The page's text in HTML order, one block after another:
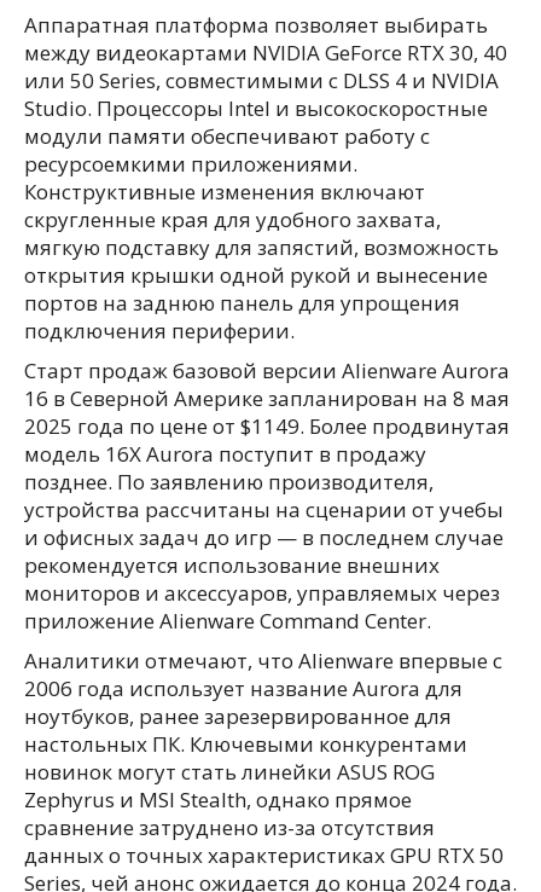
Аппаратная платформа позволяет выбирать
между видеокартами NVIDIA GeForce RTX 30, 40
или 50 Series, совместимыми с DLSS 4 и NVIDIA
Studio. Процессоры Intel и высокоскоростные
модули памяти обеспечивают работу с
ресурсоемкими приложениями.
Конструктивные изменения включают
скругленные края для удобного захвата,
мягкую подставку для запястий, возможность
открытия крышки одной рукой и вынесение
портов на заднюю панель для упрощения
подключения периферии.
Старт продаж базовой версии Alienware Aurora
16 в Северной Америке запланирован на 8 мая
2025 года по цене от $1149. Более продвинутая
модель 16X Aurora поступит в продажу
позднее. По заявлению производителя,
устройства рассчитаны на сценарии от учебы
и офисных задач до игр — в последнем случае
рекомендуется использование внешних
мониторов и аксессуаров, управляемых через
приложение Alienware Command Center.
Аналитики отмечают, что Alienware впервые с
2006 года использует название Aurora для
ноутбуков, ранее зарезервированное для
настольных ПК. Ключевыми конкурентами
новинок могут стать линейки ASUS ROG
Zephyrus и MSI Stealth, однако прямое
сравнение затруднено из-за отсутствия
данных о точных характеристиках GPU RTX 50
Series, чей анонс ожидается до конца 2024 года.